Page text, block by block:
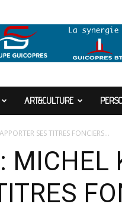
ART&CULTURE
SES TITRES FONCIERS…